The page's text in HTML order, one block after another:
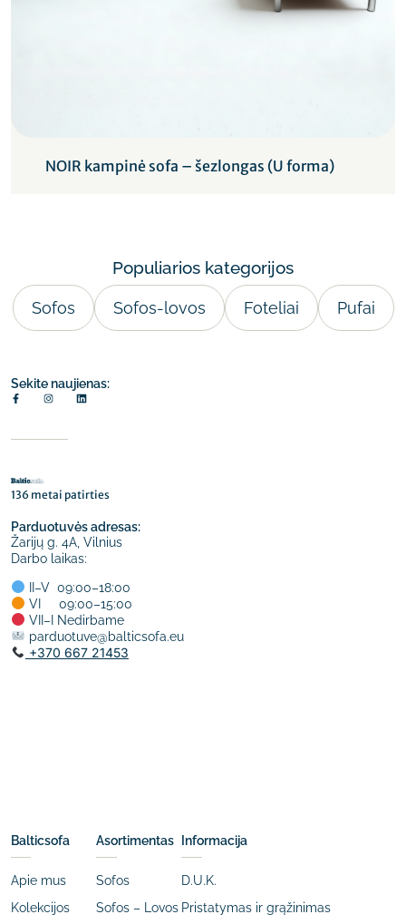
NOIR kampinė sofa – šezlongas (U forma)
Populiarios kategorijos
Sofos Sofos-lovos Foteliai Pufai
Sekite naujienas:
136 metai patirties
Parduotuvės adresas:
Žarijų g. 4A, Vilnius
Darbo laikas:
II–V 09:00–18:00
VI 09:00–15:00
VII–I Nedirbame
parduotuve@balticsofa.eu
+370 667 21453
Balticsofa
Apie mus
Kolekcijos
Asortimentas
Sofos
Sofos – Lovos
Informacija
D.U.K.
Pristatymas ir grąžinimas